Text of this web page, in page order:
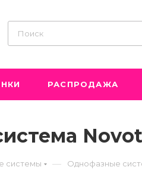
РАСПРОДАЖА
системы — Однофазные